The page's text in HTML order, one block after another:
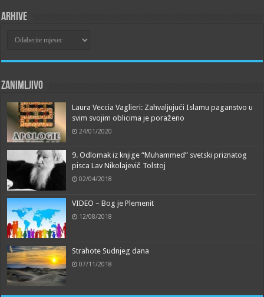
Arhive
Zanimljivo
Laura Veccia Vaglieri: Zahvaljujući Islamu paganstvo u
svim svojim oblicima je poraženo
24/01/2020
9. Odlomak iz knjige “Muhammed” svetski priznatog
pisca Lav Nikolajevič Tolstoj
02/04/2018
VIDEO – Bog je Plemenit
12/08/2018
Strahote Sudnjeg dana
07/11/2018